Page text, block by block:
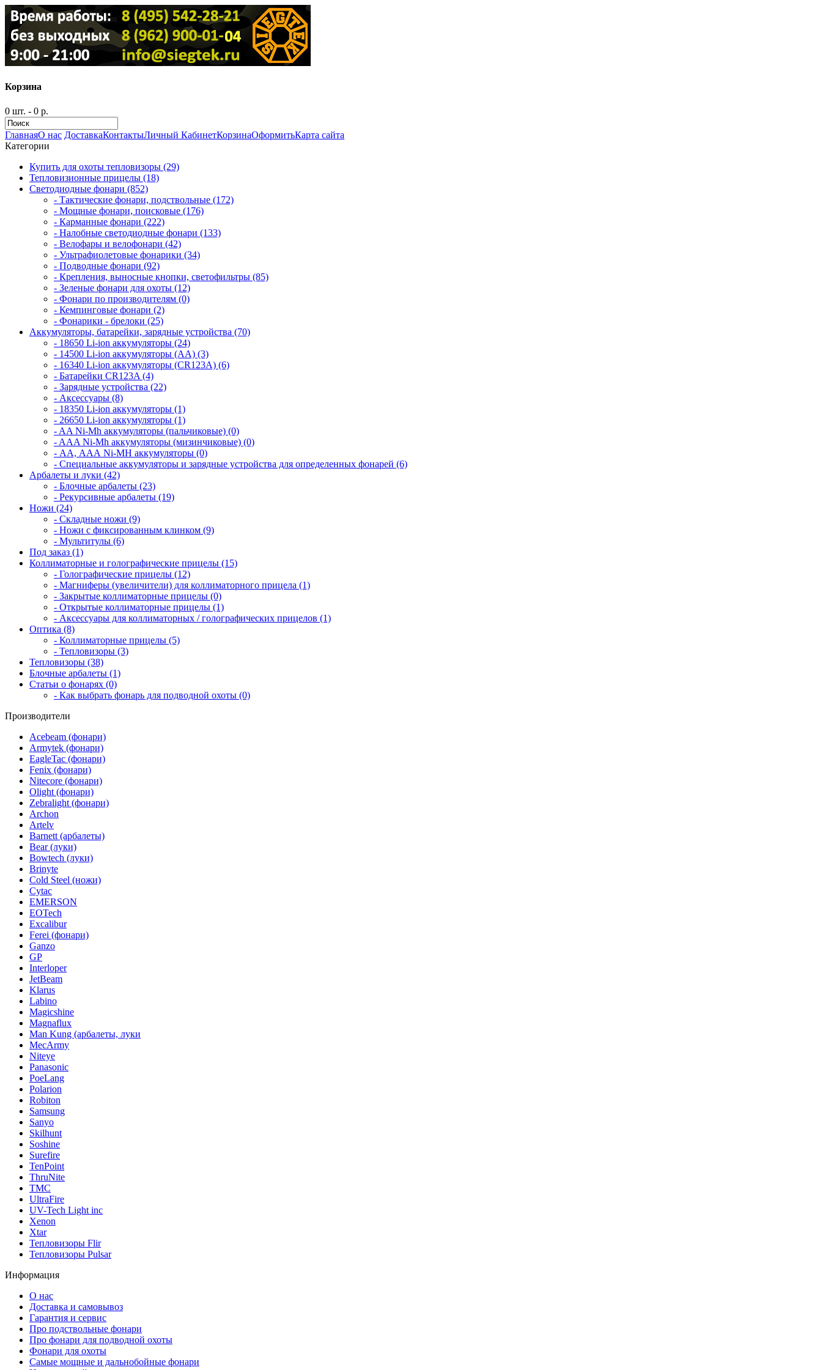
Корзина
0 шт. - 0 р.
ГлавнаяО нас ДоставкаКонтактыЛичный КабинетКорзинаОформитьКарта сайта
Категории
Купить для охоты тепловизоры (29)
Тепловизионные прицелы (18)
Светодиодные фонари (852)
- Тактические фонари, подствольные (172)
- Мощные фонари, поисковые (176)
- Карманные фонари (222)
- Налобные светодиодные фонари (133)
- Велофары и велофонари (42)
- Ультрафиолетовые фонарики (34)
- Подводные фонари (92)
- Крепления, выносные кнопки, светофильтры (85)
- Зеленые фонари для охоты (12)
- Фонари по производителям (0)
- Кемпинговые фонари (2)
- Фонарики - брелоки (25)
Аккумуляторы, батарейки, зарядные устройства (70)
- 18650 Li-ion аккумуляторы (24)
- 14500 Li-ion аккумуляторы (AA) (3)
- 16340 Li-ion аккумуляторы (CR123A) (6)
- Батарейки CR123A (4)
- Зарядные устройства (22)
- Аксессуары (8)
- 18350 Li-ion аккумуляторы (1)
- 26650 Li-ion аккумуляторы (1)
- AA Ni-Mh аккумуляторы (пальчиковые) (0)
- AAA Ni-Mh аккумуляторы (мизинчиковые) (0)
- АА, ААА Ni-MH аккумуляторы (0)
- Специальные аккумуляторы и зарядные устройства для определенных фонарей (6)
Арбалеты и луки (42)
- Блочные арбалеты (23)
- Рекурсивные арбалеты (19)
Ножи (24)
- Складные ножи (9)
- Ножи с фиксированным клинком (9)
- Мультитулы (6)
Под заказ (1)
Коллиматорные и голографические прицелы (15)
- Голографические прицелы (12)
- Магниферы (увеличители) для коллиматорного прицела (1)
- Закрытые коллиматорные прицелы (0)
- Открытые коллиматорные прицелы (1)
- Аксессуары для коллиматорных / голографических прицелов (1)
Оптика (8)
- Коллиматорные прицелы (5)
- Тепловизоры (3)
Тепловизоры (38)
Блочные арбалеты (1)
Статьи о фонарях (0)
- Как выбрать фонарь для подводной охоты (0)
Производители
Acebeam (фонари)
Armytek (фонари)
EagleTac (фонари)
Fenix (фонари)
Nitecore (фонари)
Olight (фонари)
Zebralight (фонари)
Archon
Artelv
Barnett (арбалеты)
Bear (луки)
Bowtech (луки)
Brinyte
Cold Steel (ножи)
Cytac
EMERSON
EOTech
Excalibur
Ferei (фонари)
Ganzo
GP
Interloper
JetBeam
Klarus
Labino
Magicshine
Magnaflux
Man Kung (арбалеты, луки
MecArmy
Niteye
Panasonic
PoeLang
Polarion
Robiton
Samsung
Sanyo
Skilhunt
Soshine
Surefire
TenPoint
ThruNite
TMC
UltraFire
UV-Tech Light inc
Xenon
Xtar
Тепловизоры Flir
Тепловизоры Pulsar
Информация
О нас
Доставка и самовывоз
Гарантия и сервис
Про подствольные фонари
Про фонари для подводной охоты
Фонари для охоты
Самые мощные и дальнобойные фонари